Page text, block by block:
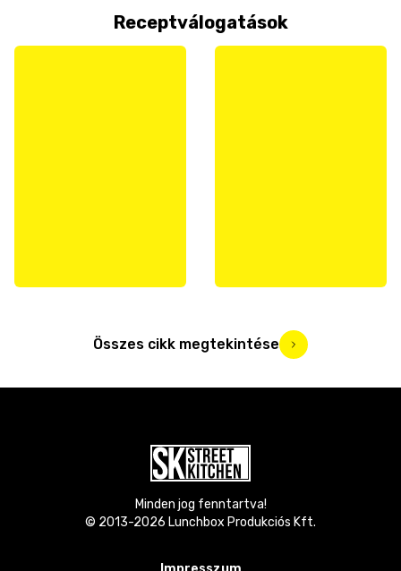
Receptválogatások
Összes cikk megtekintése
Minden jog fenntartva!
© 2013-2026 Lunchbox Produkciós Kft.